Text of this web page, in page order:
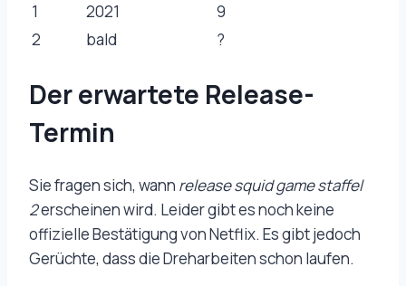
1
2021
9
2
bald ?
Der erwartete Release-
Termin
Sie fragen sich, wann release squid game staffel
2erscheinen wird. Leider gibt es noch keine
offizielle Bestätigung von Netflix. Es gibt jedoch
Gerüchte, dass die Dreharbeiten schon laufen.